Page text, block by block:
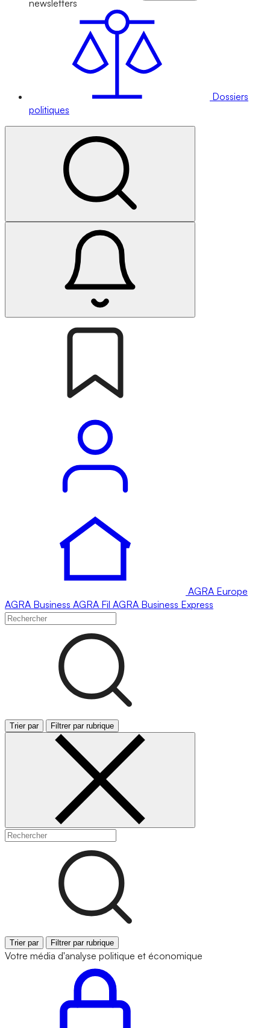
newsletters
Dossiers
politiques
AGRA Europe
AGRA Business AGRA Fil AGRA Business Express
Trier par Filtrer par rubrique
Trier par Filtrer par rubrique
Votre média d'analyse politique et économique